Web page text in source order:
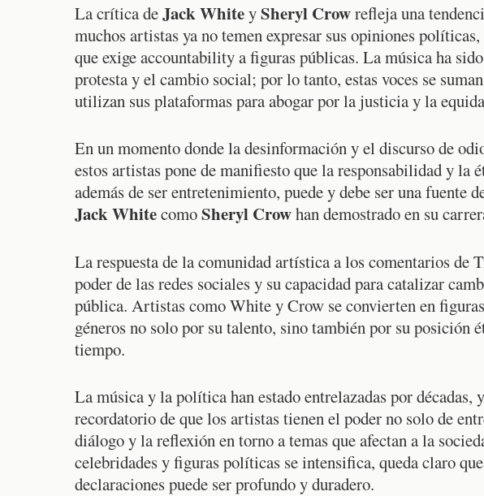
La crítica deJack WhiteySheryl Crowrefleja una
muchos artistas ya no temen expresar sus opiniones
que exige accountability a figuras públicas. La música ha
protesta y el cambio social; por lo tanto, estas voces se
utilizan sus plataformas para abogar por la justicia y la
En un momento donde la desinformación y el discurso de
estos artistas pone de manifiesto que la responsabilidad y la
además de ser entretenimiento, puede y debe ser una fuente
Jack WhitecomoSheryl Crowhan demostrado en su
La respuesta de la comunidad artística a los comentarios de
poder de las redes sociales y su capacidad para catalizar
pública. Artistas como White y Crow se convierten en
géneros no solo por su talento, sino también por su posición
tiempo.
La música y la política han estado entrelazadas por décadas,
recordatorio de que los artistas tienen el poder no solo de
diálogo y la reflexión en torno a temas que afectan a la
celebridades y figuras políticas se intensifica, queda claro
declaraciones puede ser profundo y duradero.